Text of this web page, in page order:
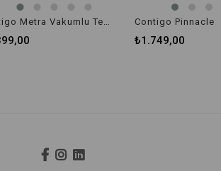
Contigo Metra Vakumlu Termos Matara Tek El Çevir İç 470ml 2095402 Gri
₺1.749,00